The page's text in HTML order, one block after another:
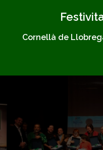
Cornellà de